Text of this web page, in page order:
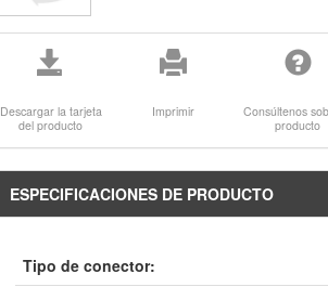
Descargar la tarjeta
del producto
Imprimir
Consúltenos
producto
ESPECIFICACIONES DE PRODUCTO
Tipo de conector: